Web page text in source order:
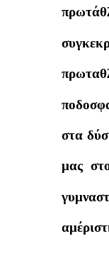
στα
μας